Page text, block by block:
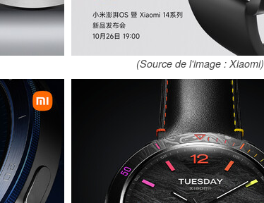
(Source de l'image : Xiaomi)